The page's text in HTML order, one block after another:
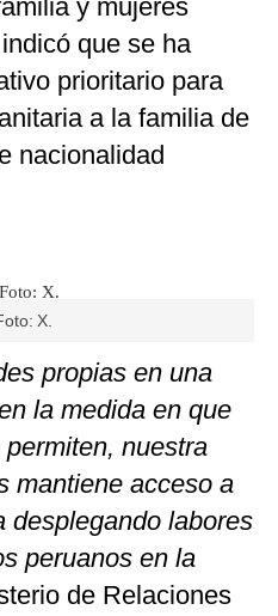
y mujeres
que se ha
prioritario para
a la familia de
nacionalidad
X.
propias en una
la medida en que
nuestra
mantiene acceso a
desplegando labores
peruanos en la
de Relaciones